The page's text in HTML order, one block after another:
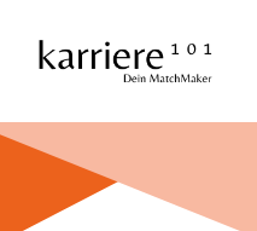
Inhalt
springen